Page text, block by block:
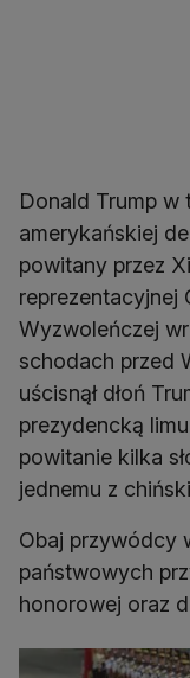
Donald Trump w
amerykańskiej
powitany przez
reprezentacyjnej
Wyzwoleńczej
schodach przed
uścisnął dłoń
prezydencką
powitanie kilka
jednemu z
Obaj przywódcy
państwowych
honorowej oraz